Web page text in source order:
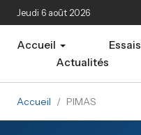
Aller au contenu principal
Jeudi 6 août 2026
Accueil
Actualités
Essais
Accueil / PIMAS